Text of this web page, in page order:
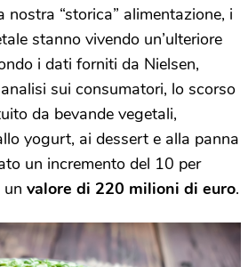
“storica” alimentazione, i
stanno vivendo un’ulteriore
i dati forniti da Nielsen,
sui consumatori, lo scorso
da bevande vegetali,
yogurt, ai dessert e alla panna
un incremento del 10 per
valore di 220 milioni di euro.